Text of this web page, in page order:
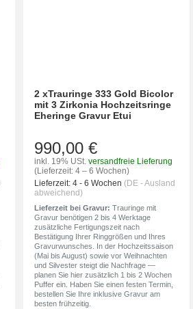
2 xTrauringe 333 Gold Bicolor
mit 3 Zirkonia Hochzeitsringe
Eheringe Gravur Etui
990,00 €
inkl. 19% USt. versandfreie Lieferung
(Lieferzeit: 4 – 6 Wochen)
Lieferzeit: 4 - 6 Wochen (DE - Ausland
abweichend)
Lieferzeit bei Gravur: Trauringe mit
Gravur benötigen 2 bis 4 Werktage
zusätzliche Fertigungszeit nach
Bestätigung Ihrer Ringgrößen und Ihres
Gravurwunsches. In der Hochzeitssaison
(Mai bis August) sowie vor Weihnachten
und Silvester steigt die Nachfrage —
planen Sie hier zusätzlich 1 bis 2 Wochen
Puffer ein. Haben Sie einen festen Termin,
bestellen Sie Ihre inklusive Gravur am
besten frühzeitig.